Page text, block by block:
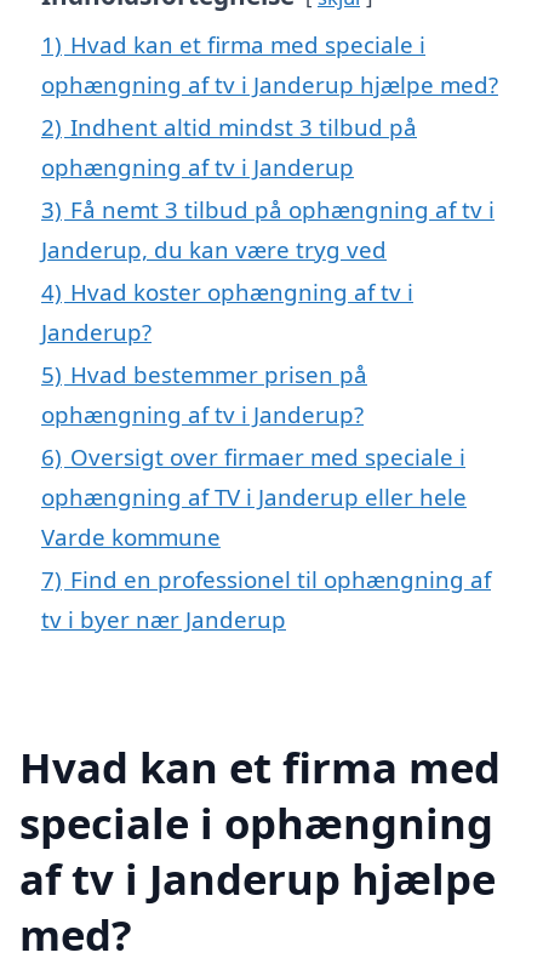
1) Hvad kan et firma med speciale i
ophængning af tv i Janderup hjælpe med?
2) Indhent altid mindst 3 tilbud på
ophængning af tv i Janderup
3) Få nemt 3 tilbud på ophængning af tv i
Janderup, du kan være tryg ved
4) Hvad koster ophængning af tv i
Janderup?
5) Hvad bestemmer prisen på
ophængning af tv i Janderup?
6) Oversigt over firmaer med speciale i
ophængning af TV i Janderup eller hele
Varde kommune
7) Find en professionel til ophængning af
tv i byer nær Janderup
Hvad kan et firma med
speciale i ophængning
af tv i Janderup hjælpe
med?